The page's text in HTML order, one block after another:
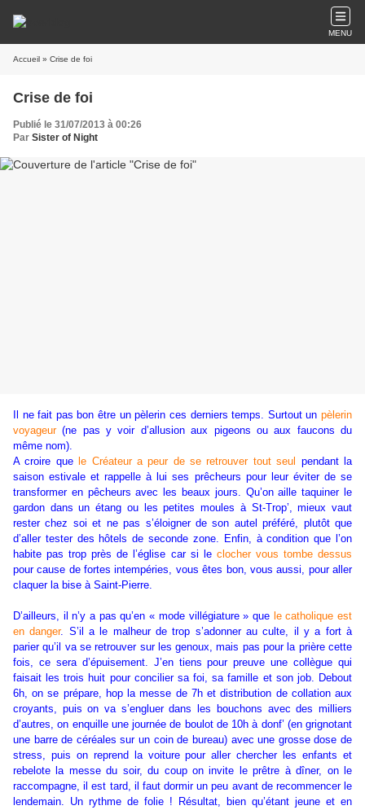
MENU
Accueil » Crise de foi
Crise de foi
Publié le 31/07/2013 à 00:26
Par Sister of Night
Il ne fait pas bon être un pèlerin ces derniers temps. Surtout un pèlerin
voyageur(ne pas y voir d’allusion aux pigeons ou aux faucons du
même nom).
A croire que le Créateur a peur de se retrouver tout seul
pendant la
saison estivale et rappelle à lui ses prêcheurs pour leur éviter de se
transformer en pêcheurs avec les beaux jours. Qu’on aille taquiner le
gardon dans un étang ou les petites moules à St-Trop’, mieux vaut
rester chez soi et ne pas s’éloigner de son autel préféré, plutôt que
d’aller tester des hôtels de seconde zone. Enfin, à condition que l’on
habite pas trop près de l’église car si le clocher vous tombe dessus
pour cause de fortes intempéries, vous êtes bon, vous aussi, pour aller
claquer la bise à Saint-Pierre.
D’ailleurs, il n’y a pas qu’en « mode villégiature » que le catholique est
en danger. S’il a le malheur de trop s’adonner au culte, il y a fort à
parier qu’il va se retrouver sur les genoux, mais pas pour la prière cette
fois, ce sera d’épuisement. J’en tiens pour preuve une collègue qui
faisait les trois huit pour concilier sa foi, sa famille et son job. Debout
6h, on se prépare, hop la messe de 7h et distribution de collation aux
croyants, puis on va s’engluer dans les bouchons avec des milliers
d’autres, on enquille une journée de boulot de 10h à donf’ (en grignotant
une barre de céréales sur un coin de bureau) avec une grosse dose de
stress, puis on reprend la voiture pour aller chercher les enfants et
rebelote la messe du soir, du coup on invite le prêtre à dîner, on le
raccompagne, il est tard, il faut dormir un peu avant de recommencer le
lendemain. Un rythme de folie ! Résultat, bien qu’étant jeune et en